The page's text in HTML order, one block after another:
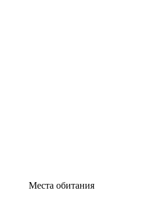
Места обитания